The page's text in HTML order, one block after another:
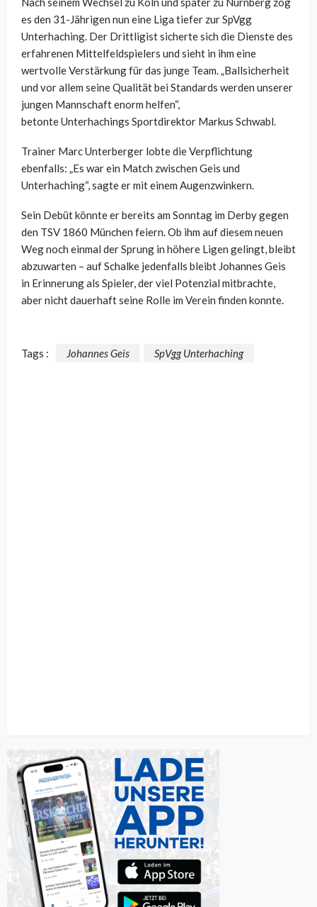
es den 31-Jährigen nun eine Liga tiefer zur SpVgg
Unterhaching. Der Drittligist sicherte sich die Dienste des
erfahrenen Mittelfeldspielers und sieht in ihm eine
wertvolle Verstärkung für das junge Team. „Ballsicherheit
und vor allem seine Qualität bei Standards werden unserer
jungen Mannschaft enorm helfen“,
betonteUnterhachings Sportdirektor Markus Schwabl.
Trainer MarcUnterberger lobte die Verpflichtung
ebenfalls: „Es war ein Match zwischen Geis und
Unterhaching“, sagte er mit einem Augenzwinkern.
Sein Debüt könnte er bereits am Sonntag im Derby gegen
den TSV 1860 München feiern. Ob ihm auf diesem neuen
Weg noch einmal der Sprung in höhere Ligen gelingt, bleibt
abzuwarten – auf Schalke jedenfalls bleibt Johannes Geis
in Erinnerung als Spieler, der viel Potenzial mitbrachte,
aber nicht dauerhaft seine Rolle im Verein finden konnte.
Tags : Johannes Geis SpVgg Unterhaching